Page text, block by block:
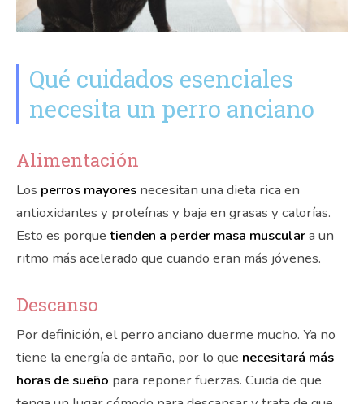
Qué cuidados esenciales
necesita un perro anciano
Alimentación
Los perros mayores necesitan una dieta rica en
antioxidantes y proteínas y baja en grasas y calorías.
Esto es porque tienden a perder masa musculara un
ritmo más acelerado que cuando eran más jóvenes.
Descanso
Por definición, el perro anciano duerme mucho. Ya no
tiene la energía de antaño, por lo que necesitará más
horas de sueño para reponer fuerzas. Cuida de que